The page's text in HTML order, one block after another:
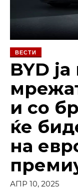
ВЕСТИ
BYD
и со
ќе
на
АПР 10, 2025